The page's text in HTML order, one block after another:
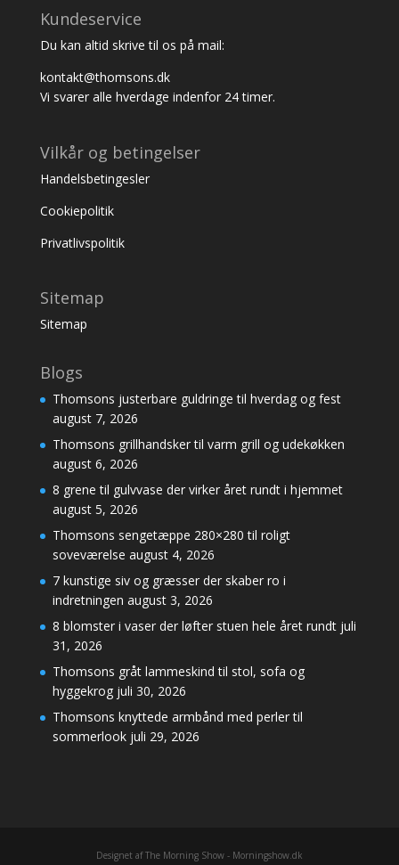
Kundeservice
Du kan altid skrive til os på mail:
kontakt@thomsons.dk
Vi svarer alle hverdage indenfor 24 timer.
Vilkår og betingelser
Handelsbetingesler
Cookiepolitik
Privatlivspolitik
Sitemap
Sitemap
Blogs
Thomsons justerbare guldringe til hverdag og fest
august 7, 2026
Thomsons grillhandsker til varm grill og udekøkken
august 6, 2026
8 grene til gulvvase der virker året rundt i hjemmet
august 5, 2026
Thomsons sengetæppe 280×280 til roligt
soveværelse august 4, 2026
7 kunstige siv og græsser der skaber ro i
indretningen august 3, 2026
8 blomster i vaser der løfter stuen hele året rundt juli
31, 2026
Thomsons gråt lammeskind til stol, sofa og
hyggekrog juli 30, 2026
Thomsons knyttede armbånd med perler til
sommerlook juli 29, 2026
Designet af The Morning Show - Morningshow.dk